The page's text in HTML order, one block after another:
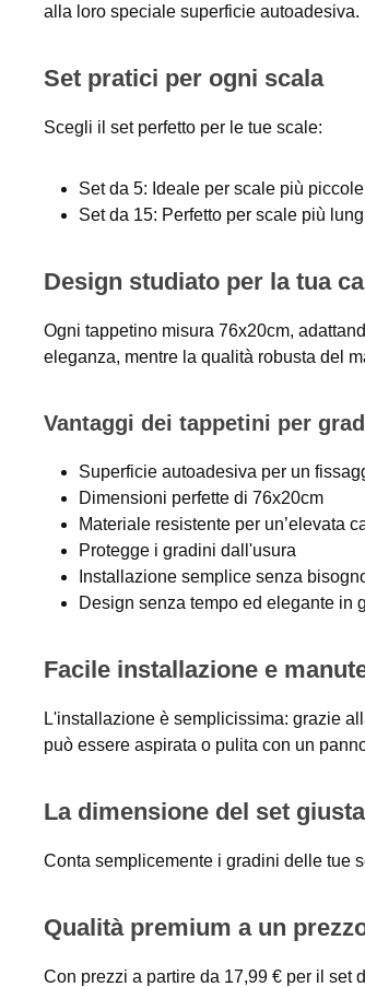
alla loro speciale superficie
Set pratici per ogni scala
Scegli il set perfetto per le tue scale:
Set da 5: Ideale per scale più
Set da 15: Perfetto per scale più
Design studiato per la tua
Ogni tappetino misura 76x20cm,
eleganza, mentre la qualità robusta del
Vantaggi dei tappetini per
Superficie autoadesiva per un
Dimensioni perfette di 76x20cm
Materiale resistente per un’elevata
Protegge i gradini dall'usura
Installazione semplice senza
Design senza tempo ed elegante in
Facile installazione e
L'installazione è semplicissima: grazie
può essere aspirata o pulita con un
La dimensione del set
Conta semplicemente i gradini delle tue
Qualità premium a un
Con prezzi a partire da 17,99 € per il set